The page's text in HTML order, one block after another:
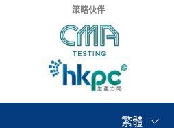
策略伙伴
繁體